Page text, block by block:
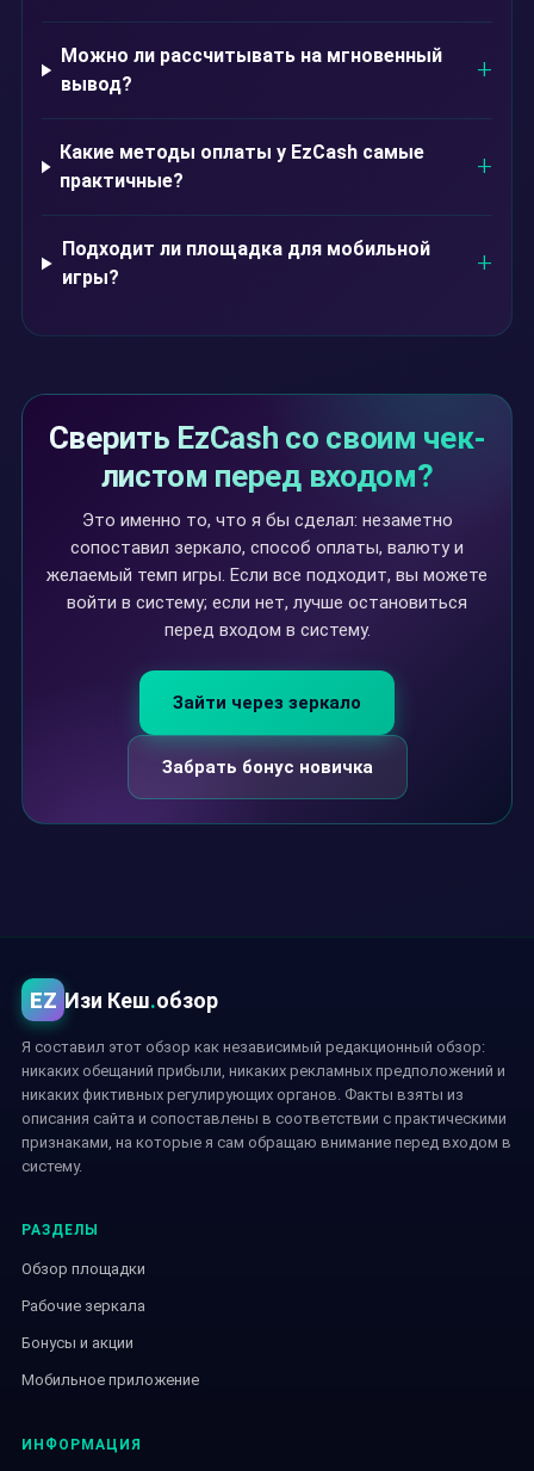
Можно ли рассчитывать на мгновенный
вывод?
Какие методы оплаты у EzCash самые
практичные?
Подходит ли площадка для мобильной
игры?
Сверить EzCash со своим чек-
листом перед входом?
Это именно то, что я бы сделал: незаметно
сопоставил зеркало, способ оплаты, валюту и
желаемый темп игры. Если все подходит, вы можете
войти в систему; если нет, лучше остановиться
перед входом в систему.
Зайти через зеркало
Забрать бонус новичка
EZ Изи Кеш.обзор
Я составил этот обзор как независимый редакционный обзор:
никаких обещаний прибыли, никаких рекламных предположений и
никаких фиктивных регулирующих органов. Факты взяты из
описания сайта и сопоставлены в соответствии с практическими
признаками, на которые я сам обращаю внимание перед входом в
систему.
РАЗДЕЛЫ
Обзор площадки
Рабочие зеркала
Бонусы и акции
Мобильное приложение
ИНФОРМАЦИЯ